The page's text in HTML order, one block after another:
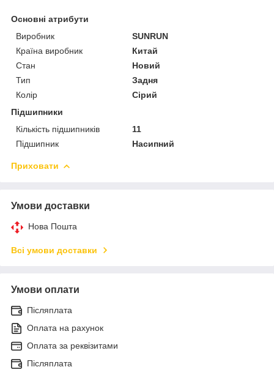
Основні атрибути
Виробник
SUNRUN
Країна виробник
Китай
Стан
Новий
Тип
Задня
Колір
Сірий
Підшипники
Кількість підшипників
11
Підшипник
Насипний
Приховати
Умови доставки
Нова Пошта
Всі умови доставки
Умови оплати
Післяплата
Оплата на рахунок
Оплата за реквізитами
Післяплата